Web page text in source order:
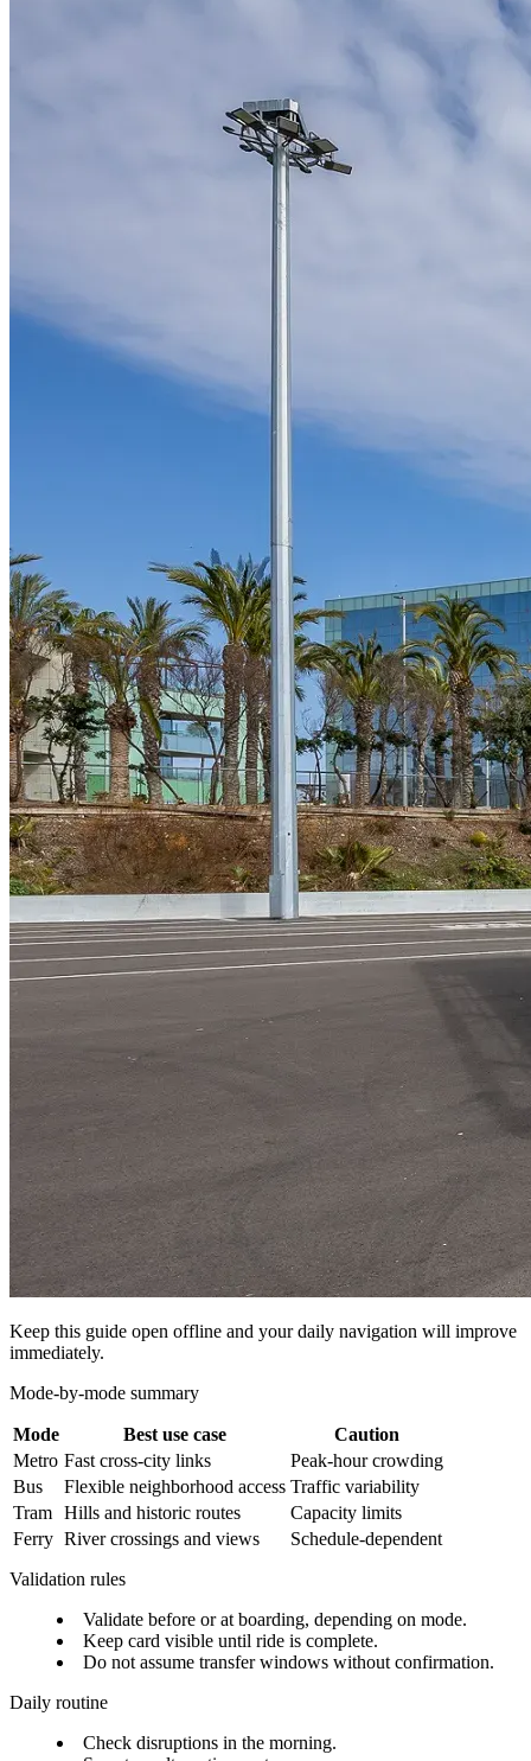
Keep this guide open offline and your daily navigation will improve
immediately.
Mode-by-mode summary
Mode Best use case
Caution
Metro Fast cross-city links
Peak-hour crowding
Bus
Flexible neighborhood access Traffic variability
Tram Hills and historic routes
Capacity limits
Ferry River crossings and views Schedule-dependent
Validation rules
Validate before or at boarding, depending on mode.
Keep card visible until ride is complete.
Do not assume transfer windows without confirmation.
Daily routine
Check disruptions in the morning.